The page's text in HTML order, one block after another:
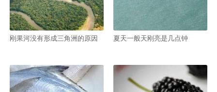
刚果河没有形成三角洲的原因 夏天一般天刚亮是几点钟